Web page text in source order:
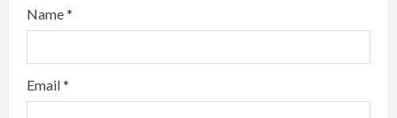
Name*
Email*